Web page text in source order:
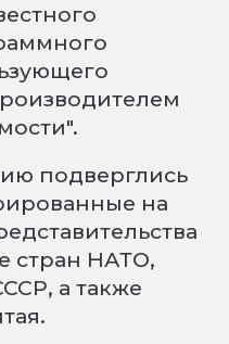
подверглись
на
стран НАТО,
а также